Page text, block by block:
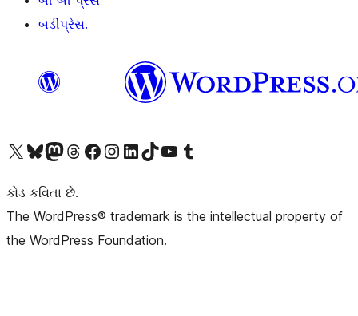
બડીપ્રેસ.
અમારા X (અગાઉ ટ્વિટર) એકાઉન્ટની મુલાકાત લોઅમારા Bluesky એકાઉન્ટની મુલાકાત લોઅમારા માસ્ટોડોન એકાઉન્ટની મુલાકાત લોઅમારા Threads એકાઉન્ટની મુલાકાત લો અમારા ફેસબુક પેજની મુલાકાત લોઅમારા ઇન્સ્ટાગ્રામ એકાઉન્ટની મુલાકાત લો અમારા LinkedIn એકાઉન્ટની મુલાકાત લોઅમારા TikTok એકાઉન્ટની મુલાકાત લોઅમારી YouTube ચેનલની મુલાકાત લો અમારા Tumblr એકાઉન્ટની મુલાકાત લો
કોડ કવિતા છે.
The WordPress® trademark is the intellectual property of
the WordPress Foundation.